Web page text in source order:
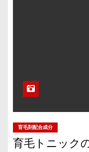
育毛剤配合成分
育毛トニック